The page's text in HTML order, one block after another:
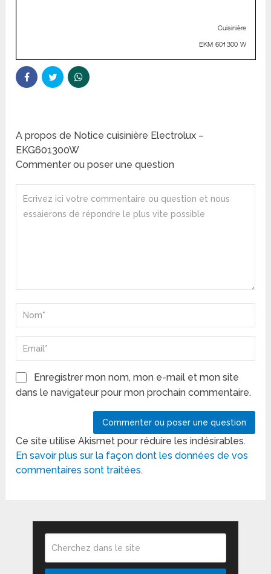
A propos de Notice cuisinière Electrolux –
EKG601300W
Commenter ou poser une question
Enregistrer mon nom, mon e-mail et mon site
dans le navigateur pour mon prochain commentaire.
Ce site utilise Akismet pour réduire les indésirables.
En savoir plus sur la façon dont les données de vos
commentaires sont traitées.